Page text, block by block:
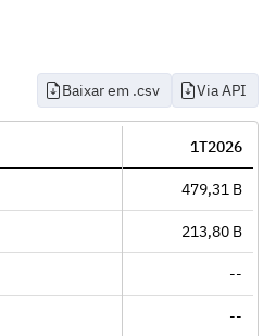
Baixar em .csv Via API
1T2026
479,31 B
213,80 B
--
--